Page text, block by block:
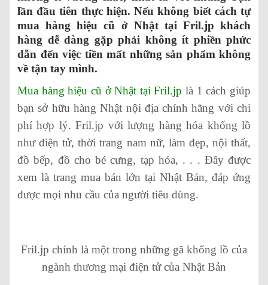
lần đầu tiên thực hiện. Nếu không biết cách tự
mua hàng hiệu cũ ở Nhật tại Fril.jp khách
hàng dễ dàng gặp phải không ít phiền phức
dẫn đến việc tiền mất những sản phẩm không
về tận tay mình.
Mua hàng hiệu cũ ở Nhật tại Fril.jp là 1 cách giúp
bạn sở hữu hàng Nhật nội địa chính hãng với chi
phí hợp lý. Fril.jp với lượng hàng hóa khổng lồ
như điện tử, thời trang nam nữ, làm đẹp, nội thất,
đồ bếp, đồ cho bé cưng, tạp hóa, . . . Đây được
xem là trang mua bán lớn tại Nhật Bản, đáp ứng
được mọi nhu cầu của người tiêu dùng.
Fril.jp chính là một trong những gã khổng lồ của
ngành thương mại điện tử của Nhật Bản